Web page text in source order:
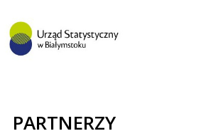
PARTNERZY